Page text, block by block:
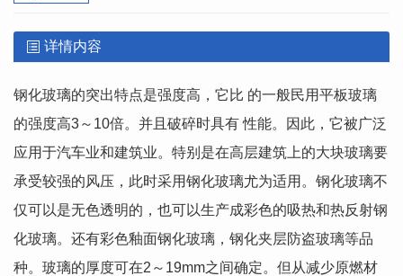
详情内容
钢化玻璃的突出特点是强度高，它比 的一般民用平板玻璃
的强度高3～10倍。并且破碎时具有 性能。因此，它被广泛
应用于汽车业和建筑业。特别是在高层建筑上的大块玻璃要
承受较强的风压，此时采用钢化玻璃尤为适用。钢化玻璃不
仅可以是无色透明的，也可以生产成彩色的吸热和热反射钢
化玻璃。还有彩色釉面钢化玻璃，钢化夹层防盗玻璃等品
种。玻璃的厚度可在2～19mm之间确定。但从减少原燃材